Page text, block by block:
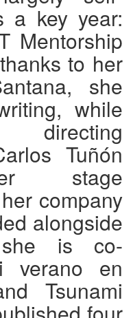
a key year:
Mentorship
to her
she
while
Tuñón
stage
company
alongside
she is co-
verano en
Tsunami